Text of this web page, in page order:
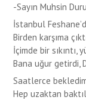
-Sayın Muhsin
İstanbul
Birden karşıma
İçimde bir sıkıntı,
Bana uğur getirdi,
Saatlerce
Hep uzaktan